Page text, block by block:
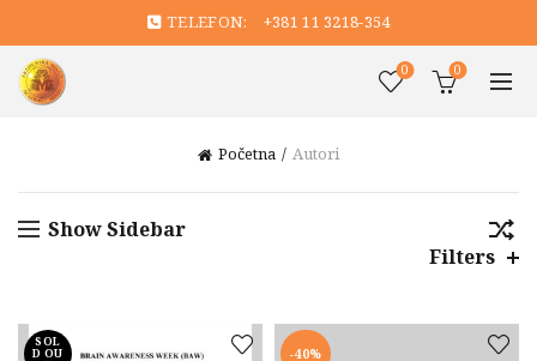
TELEFON: +381 11 3218-354
0 0
Početna Autori
Show Sidebar
Filters
SOL
D OU -40%